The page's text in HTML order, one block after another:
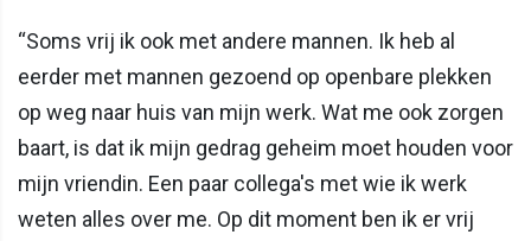
“Soms vrij ik ook met andere mannen. Ik heb al
eerder met mannen gezoend op openbare plekken
op weg naar huis van mijn werk. Wat me ook zorgen
baart, is dat ik mijn gedrag geheim moet houden voor
mijn vriendin. Een paar collega's met wie ik werk
weten alles over me. Op dit moment ben ik er vrij